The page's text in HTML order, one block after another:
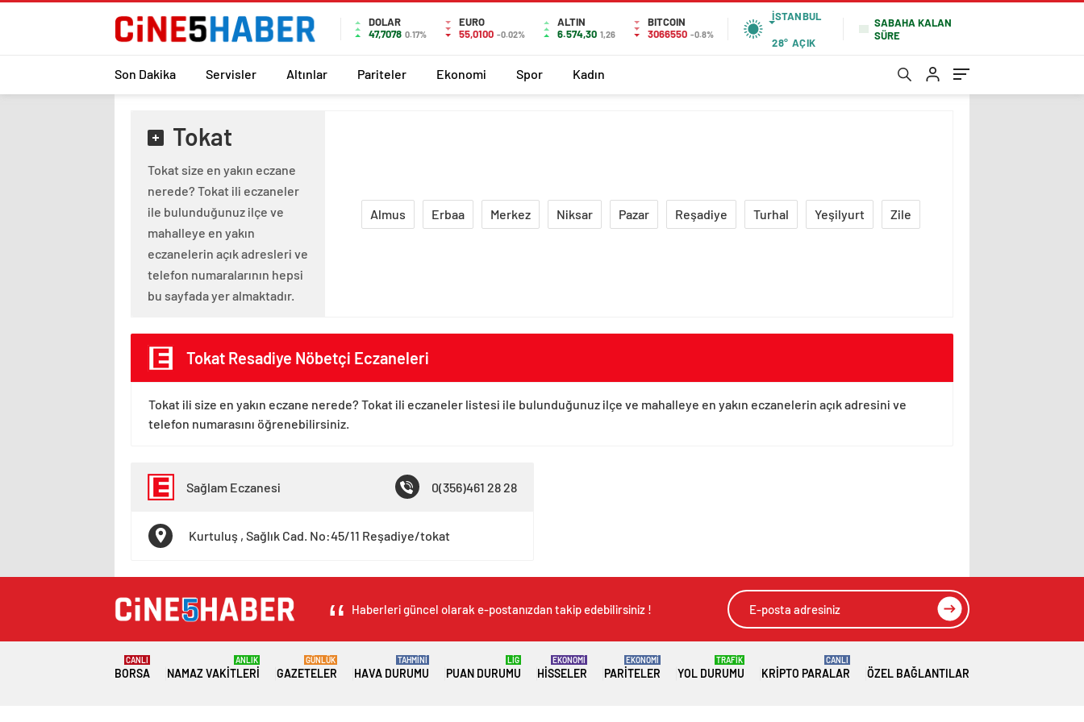
DOLAR
47,7078 0.17%
EURO
55,0100 -0.02%
ALTIN
6.574,30 1,26
BITCOIN
3066550 -0.8%
İSTANBUL
28° AÇIK
SABAHA KALAN
SÜRE
Son Dakika Servisler Altınlar Pariteler Ekonomi Spor Kadın
Tokat
Tokat size en yakın eczane
nerede? Tokat ili eczaneler
ile bulunduğunuz ilçe ve
mahalleye en yakın
eczanelerin açık adresleri ve
telefon numaralarının hepsi
bu sayfada yer almaktadır.
Almus Erbaa Merkez Niksar Pazar Reşadiye Turhal Yeşilyurt Zile
Tokat Resadiye Nöbetçi Eczaneleri
Tokat ili size en yakın eczane nerede? Tokat ili eczaneler listesi ile bulunduğunuz ilçe ve mahalleye en yakın eczanelerin açık adresini ve
telefon numarasını öğrenebilirsiniz.
Sağlam Eczanesi 0(356)461 28 28
Kurtuluş , Sağlık Cad. No:45/11 Reşadiye/tokat
Haberleri güncel olarak e-postanızdan takip edebilirsiniz !
BORSA
CANLI
NAMAZ VAKITLERI
ANLIK
GAZETELER
GÜNLÜK
HAVA DURUMU
TAHMİNİ
PUAN DURUMU
LİG
HISSELER
EKONOMİ
PARITELER
EKONOMİ
YOL DURUMU
TRAFİK
KRIPTO PARALAR
CANLI
ÖZEL BAĞLANTILAR